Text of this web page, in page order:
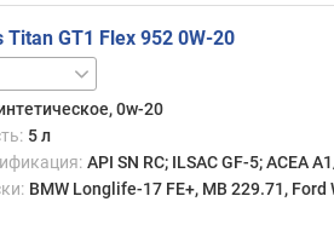
Titan GT1 Flex 952 0W-20
0w-20
5 л
API SN RC; ILSAC GF-5; ACEA
BMW Longlife-17 FE+, MB 229.71, Ford